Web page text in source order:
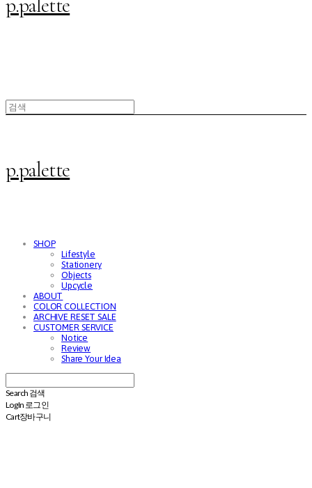
p.palette
p.palette
SHOP
Lifestyle
Stationery
Objects
Upcycle
ABOUT
COLOR COLLECTION
ARCHIVE RESET SALE
CUSTOMER SERVICE
Notice
Review
Share Your Idea
Search 검색
Log In 로그인
Cart장바구니